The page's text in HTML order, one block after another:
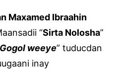
Maxamed Ibraahin
“Sirta Nolosha”
weeye” tuducdan
inay